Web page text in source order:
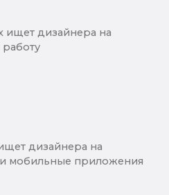
ищет дизайнера на
дизайнера на
и мобильные приложения